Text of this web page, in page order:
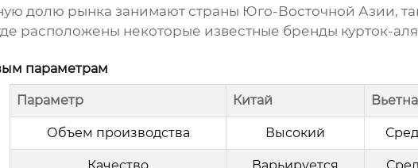
долю рынка занимают страны Юго-Восточной Азии,
расположены некоторые известные бренды курток-
параметрам
Параметр Китай
Объем производства Высокий